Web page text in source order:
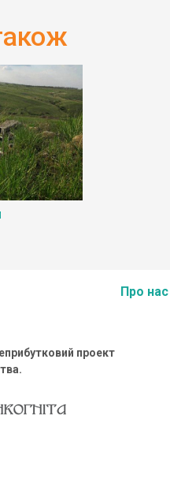
Про нас
проект